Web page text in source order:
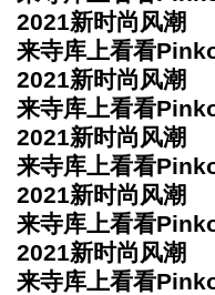
2021新时尚风潮
来寺库上看看
2021新时尚风潮
来寺库上看看
2021新时尚风潮
来寺库上看看
2021新时尚风潮
来寺库上看看
2021新时尚风潮
来寺库上看看